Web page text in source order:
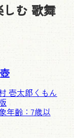
む 歌舞
壱太郎 くもん
年齢：7歳以